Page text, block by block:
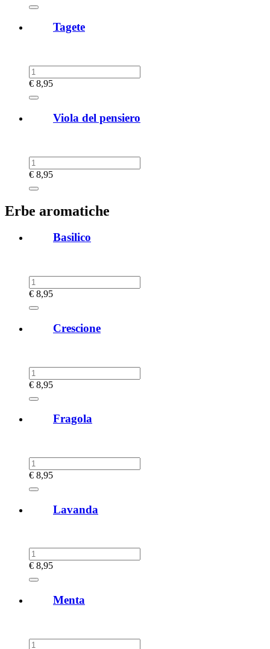
Tagete
€ 8,95
Viola del pensiero
€ 8,95
Erbe aromatiche
Basilico
€ 8,95
Crescione
€ 8,95
Fragola
€ 8,95
Lavanda
€ 8,95
Menta